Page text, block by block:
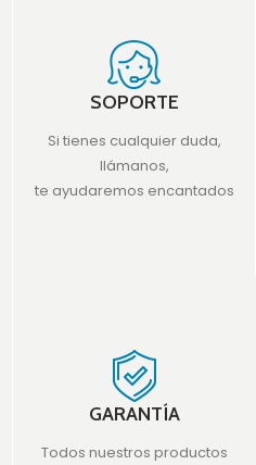
SOPORTE
Si tienes cualquier duda,
llámanos,
te ayudaremos encantados
GARANTÍA
Todos nuestros productos